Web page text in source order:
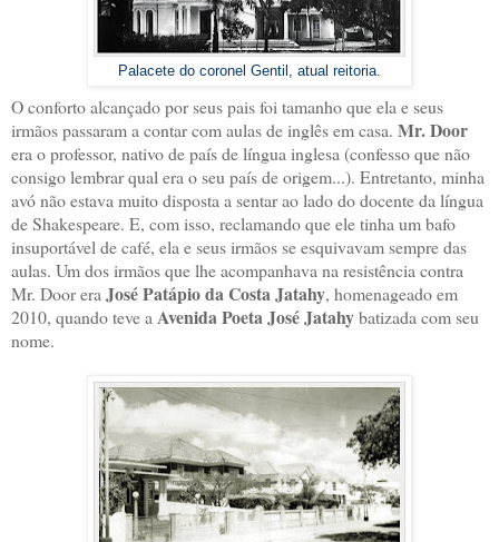
Palacete do coronel Gentil, atual reitoria.
O conforto alcançado por seus pais foi tamanho que ela e seus
irmãos passaram a contar com aulas de inglês em casa. Mr. Door
era o professor, nativo de país de língua inglesa (confesso que não
consigo lembrar qual era o seu país de origem...). Entretanto, minha
avó não estava muito disposta a sentar ao lado do docente da língua
de Shakespeare. E, com isso, reclamando que ele tinha um bafo
insuportável de café, ela e seus irmãos se esquivavam sempre das
aulas. Um dos irmãos que lhe acompanhava na resistência contra
Mr. Door era José Patápio da Costa Jatahy, homenageado em
2010, quando teve a Avenida Poeta José Jatahybatizada com seu
nome.